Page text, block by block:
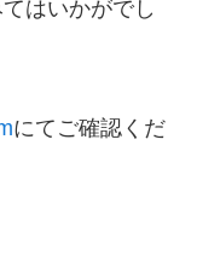
はいかがでし
にてご確認くだ